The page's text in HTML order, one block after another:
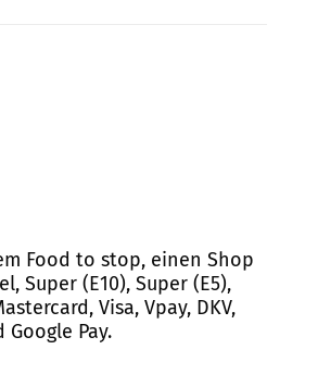
Food to stop, einen Shop
Super (E10), Super (E5),
Visa, Vpay, DKV,
Google Pay.